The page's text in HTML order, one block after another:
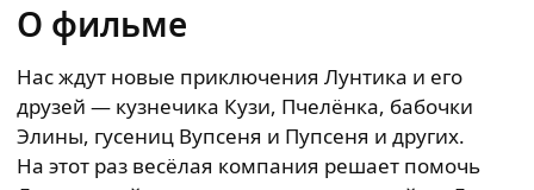
О фильме
Нас ждут новые приключения Лунтика и его
друзей — кузнечика Кузи, Пчелёнка, бабочки
Элины, гусениц Вупсеня и Пупсеня и других.
На этот раз весёлая компания решает помочь